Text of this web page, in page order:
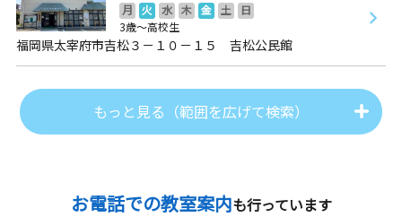
月 火 水 木 金 土
日
3歳～高校生
福岡県太宰府市吉松３－１０－１５ 吉松公民館
もっと見る（範囲を広げて検索）
お電話での教室案内も行っています